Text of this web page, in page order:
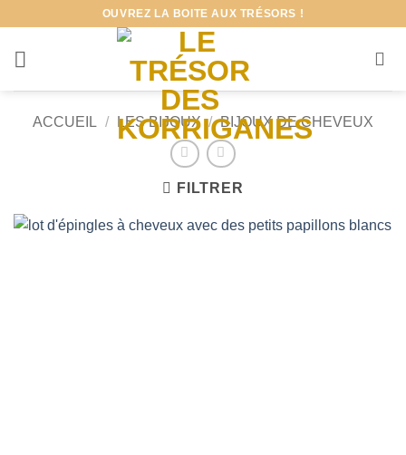
contenu
OUVREZ LA BOITE AUX TRÉSORS !
ACCUEIL / LES BIJOUX / BIJOUX DE CHEVEUX
FILTRER